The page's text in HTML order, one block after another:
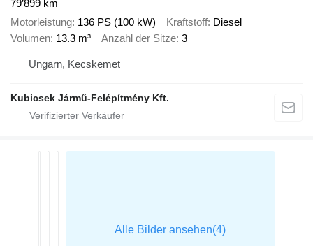
79’899 km
Motorleistung 136 PS (100 kW) Kraftstoff Diesel
Volumen 13.3 m³ Anzahl der Sitze 3
Ungarn, Kecskemet
Kubicsek Jármű-Felépítmény Kft.